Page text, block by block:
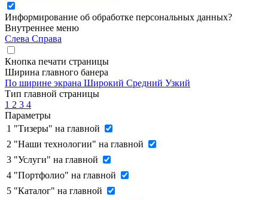
Информирование об обработке персональных данных?
Внутреннее меню
Слева Справа
Кнопка печати страницы
Ширина главного банера
По ширине экрана Широкий Средний Узкий
Тип главной страницы
1 2 3 4
Параметры
1 "Тизеры" на главной
2 "Наши технологии" на главной
3 "Услуги" на главной
4 "Портфолио" на главной
5 "Каталог" на главной